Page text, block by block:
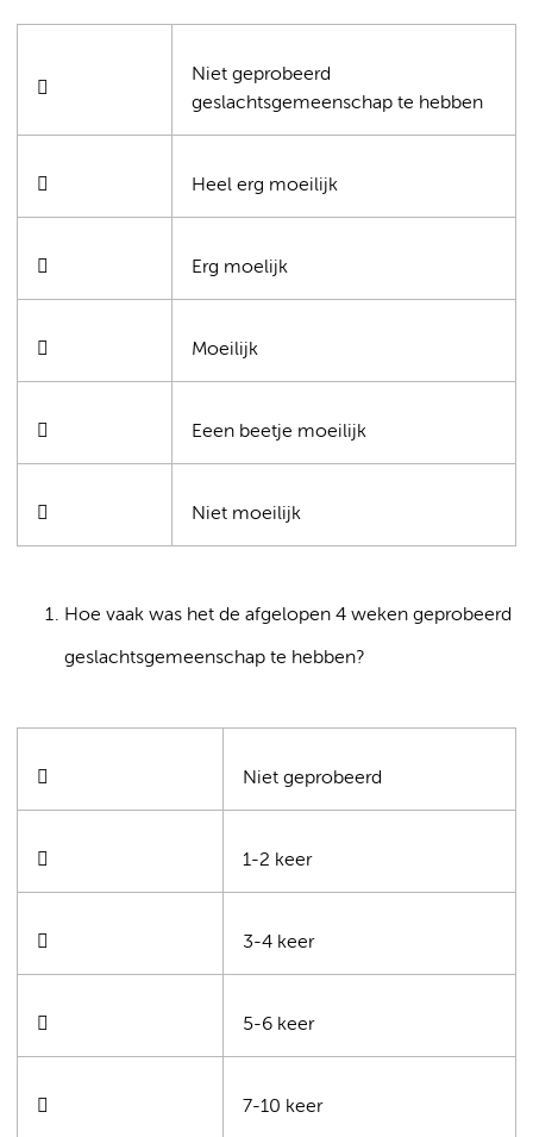

Niet geprobeerd
geslachtsgemeenschap te hebben
 Heel erg moeilijk
 Erg moelijk
 Moeilijk
 Eeen beetje moeilijk
 Niet moeilijk
Hoe vaak was het de afgelopen 4 weken geprobeerd
geslachtsgemeenschap te hebben?
 Niet geprobeerd
 1-2 keer
 3-4 keer
 5-6 keer
 7-10 keer